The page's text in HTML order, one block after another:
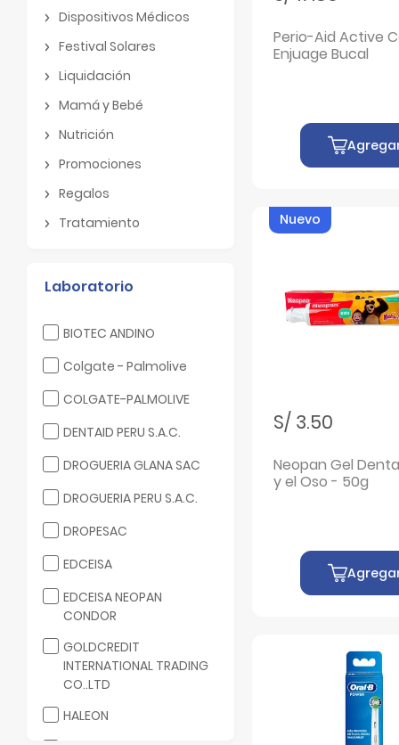
Dispositivos Médicos
Festival Solares
Liquidación
Mamá y Bebé
Nutrición
Promociones
Regalos
Tratamiento
Laboratorio
BIOTEC ANDINO
Filtrar por Laboratorio: BIOTEC ANDINO
Colgate - Palmolive
Filtrar por Laboratorio: Colgate - Palmolive
COLGATE-PALMOLIVE
Filtrar por Laboratorio: COLGATE-PALMOLIVE
DENTAID PERU S.A.C.
Filtrar por Laboratorio: DENTAID PERU S.A.C.
DROGUERIA GLANA SAC
Filtrar por Laboratorio: DROGUERIA GLANA SAC
DROGUERIA PERU S.A.C.
Filtrar por Laboratorio: DROGUERIA PERU S.A.C.
DROPESAC
Filtrar por Laboratorio: DROPESAC
EDCEISA
Filtrar por Laboratorio: EDCEISA
EDCEISA NEOPAN
CONDOR
Filtrar por Laboratorio: EDCEISA NEOPAN CONDOR
GOLDCREDIT
INTERNATIONAL TRADING
CO..LTD
Filtrar por Laboratorio: GOLDCREDIT INTERNATIONAL
HALEON
Filtrar por Laboratorio: HALEON
Perio-Aid Active
Enjuage Bucal
Nuevo
S/ 3.50
Neopan Gel
y el Oso - 50g